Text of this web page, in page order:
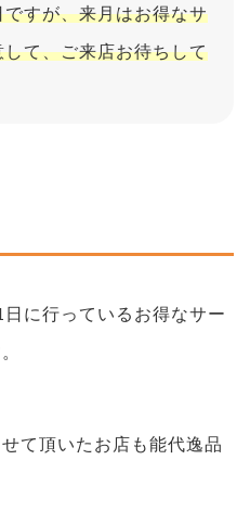
すが、来月はお得なサ
て、ご来店お待ちして
に行っているお得なサー
て頂いたお店も能代逸品